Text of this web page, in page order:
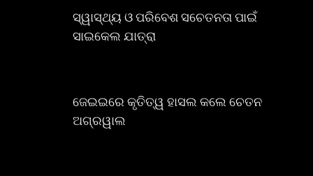
ସ୍ୱାସ୍ଥ୍ୟ ଓ ପରିବେଶ ସଚେତନତା ପାଇଁ
ସାଇକେଲ ଯାତ୍ରା
ଜେଇଇରେ କୃତିତ୍ୱ ହାସଲ କଲେ ଚେତନ
ଅଗ୍ରୱାଲ